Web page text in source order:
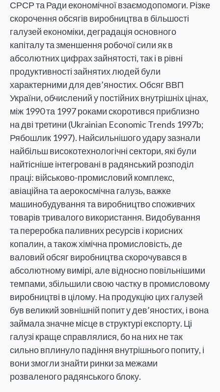
СРСР та Ради економічної взаємодопомоги. Різке
скорочення обсягів виробництва в більшості
галузей економіки, деградація основного
капіталу та зменшення робочої сили як в
абсолютних цифрах зайнятості, так і в рівні
продуктивності зайнятих людей були
характерними для дев’яностих. Обсяг ВВП
України, обчислений у постійних внутрішніх цінах,
між 1990 та 1997 роками скоротився приблизно
на дві третини (Ukrainian Economic Trends 1997b;
Рябошлик 1997). Найсильнішого удару зазнали
найбільш високотехнологічні сектори, які були
найтісніше інтегровані в радянський розподіл
праці: військово-промисловий комплекс,
авіаційна та аерокосмічна галузь, важке
машинобудування та виробництво споживчих
товарів тривалого використання. Видобування
та переробка паливних ресурсів і корисних
копалин, а також хімічна промисловість, де
валовий обсяг виробництва скорочувався в
абсолютному вимірі, але відносно повільнішими
темпами, збільшили свою частку в промисловому
виробництві в цілому. На продукцію цих галузей
був великий зовнішній попит у дев’яностих, і вона
займала значне місце в структурі експорту. Ці
галузі краще справлялися, бо на них не так
сильно вплинуло падіння внутрішнього попиту, і
вони змогли знайти ринки за межами
розваленого радянського блоку.